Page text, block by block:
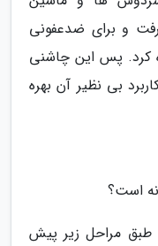
و برای ضدعفونی
کرد. پس این چاشنی
بی نظیر آن بهره
طبق مراحل زیر پیش